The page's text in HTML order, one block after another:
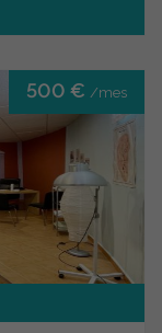
500 € /mes